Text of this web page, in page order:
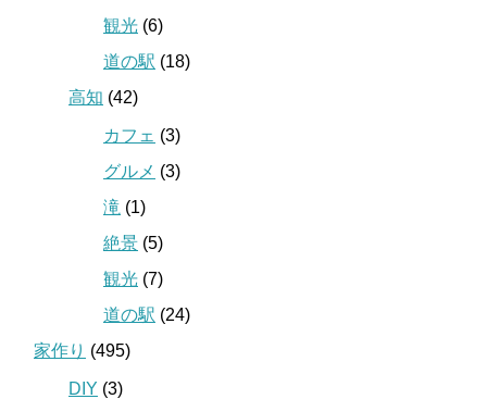
観光 (6)
道の駅 (18)
高知 (42)
カフェ (3)
グルメ (3)
滝 (1)
絶景 (5)
観光 (7)
道の駅 (24)
家作り (495)
DIY (3)